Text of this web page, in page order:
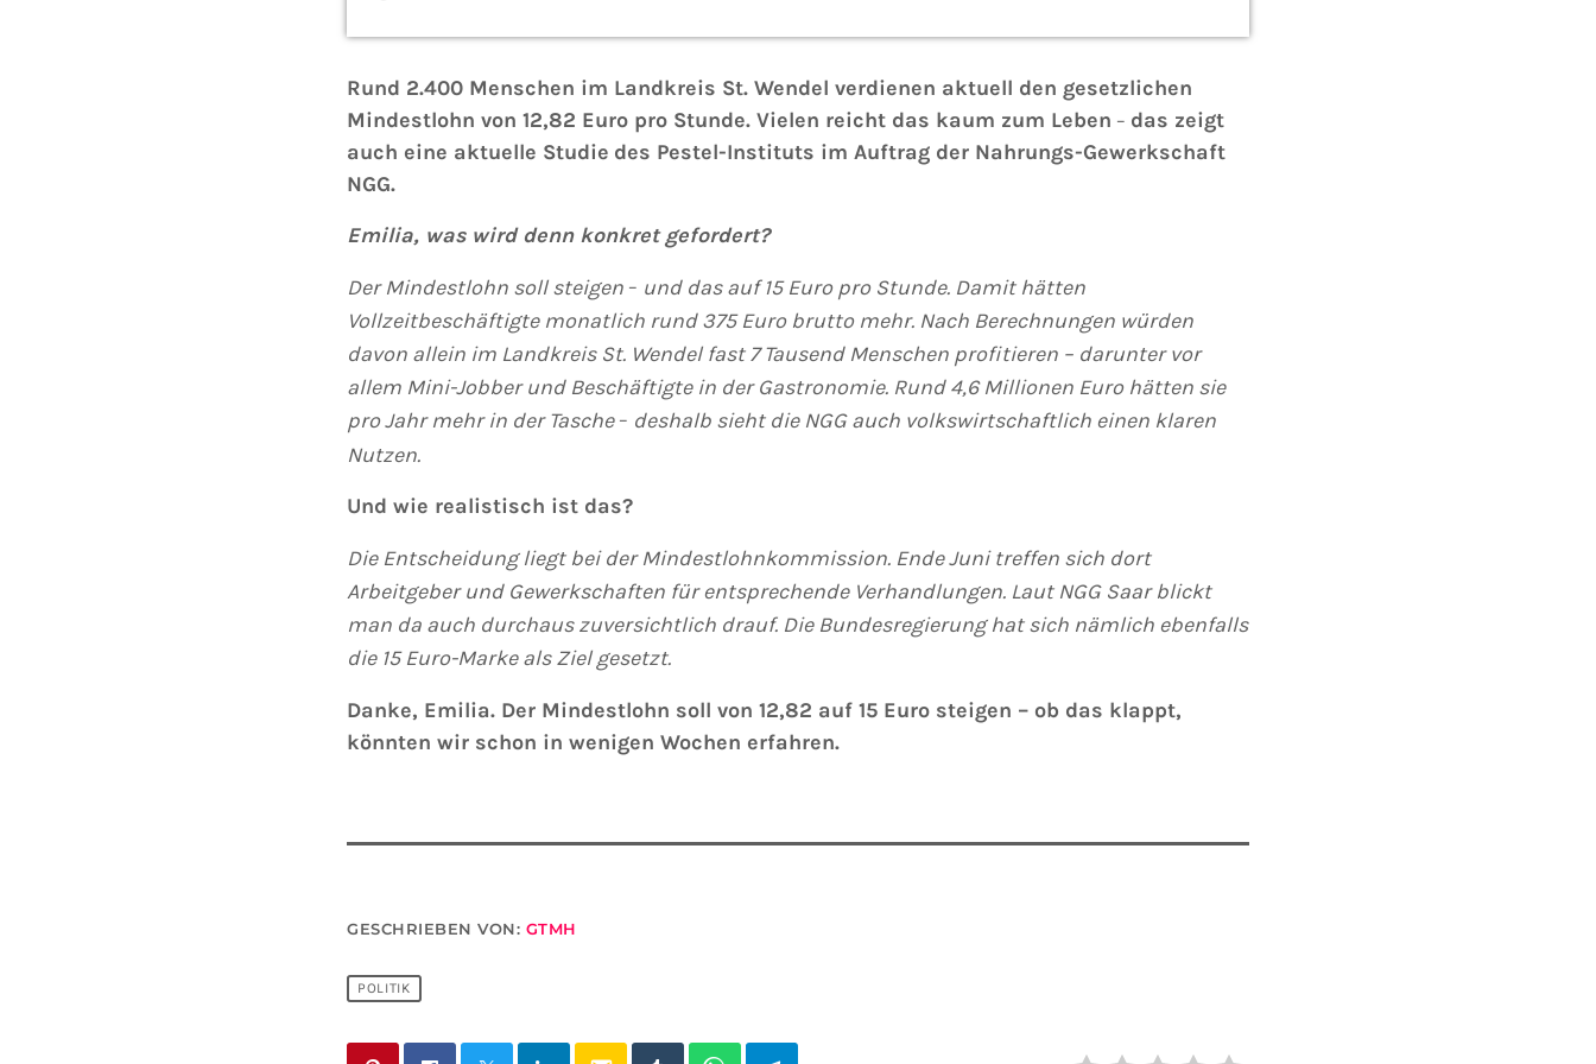
Rund 2.400 Menschen im Landkreis St. Wendel verdienen aktuell den gesetzlichen
Mindestlohn von 12,82 Euro pro Stunde. Vielen reicht das kaum zum Leben – das zeigt
auch eine aktuelle Studie des Pestel-Instituts im Auftrag der Nahrungs-Gewerkschaft
NGG.
Emilia, was wird denn konkret gefordert?
Der Mindestlohn soll steigen – und das auf 15 Euro pro Stunde. Damit hätten
Vollzeitbeschäftigte monatlich rund 375 Euro brutto mehr. Nach Berechnungen würden
davon allein im Landkreis St. Wendel fast 7Tausend Menschen profitieren – darunter vor
allem Mini-Jobber und Beschäftigte in der Gastronomie. Rund4,6Millionen Euro hätten sie
pro Jahr mehr in der Tasche– deshalb sieht die NGG auch volkswirtschaftlich einen klaren
Nutzen.
Und wie realistisch ist das?
Die Entscheidung liegt bei der Mindestlohnkommission. Ende Juni treffen sich dort
Arbeitgeber und Gewerkschaften für entsprechende Verhandlungen. Laut NGG Saar blickt
man da auch durchaus zuversichtlich drauf. Die Bundesregierung hat sich nämlich ebenfalls
die 15 Euro-Marke als Ziel gesetzt.
Danke, Emilia. Der Mindestlohn soll von 12,82 auf 15 Euro steigen – ob das klappt,
könnten wir schon in wenigen Wochen erfahren.
GESCHRIEBEN VON: GTMH
POLITIK